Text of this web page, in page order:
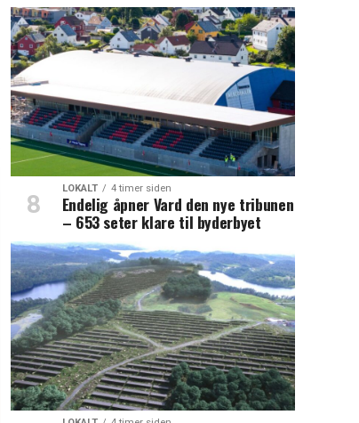
LOKALT 4 timer siden
Endelig åpner Vard den nye tribunen
– 653 seter klare til byderbyet